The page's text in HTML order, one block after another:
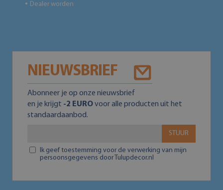
● Dealer worden
NIEUWSBRIEF
Abonneer je op onze nieuwsbrief
en je krijgt -2 EUROvoor alle producten uit het
standaardaanbod.
STUUR
Ik geef toestemming voor de verwerking van mijn
persoonsgegevens door Tulupdecor.nl